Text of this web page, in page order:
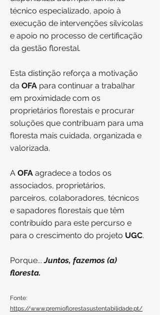
técnico especializado, apoio à
execução de intervenções silvícolas
e apoio no processo de certificação
da gestão florestal.
Esta distinção reforça a motivação
da OFA para continuar a trabalhar
em proximidade com os
proprietários florestais e procurar
soluções que contribuam para uma
floresta mais cuidada, organizada e
valorizada.
A OFA agradece a todos os
associados, proprietários,
parceiros, colaboradores, técnicos
e sapadores florestais que têm
contribuído para este percurso e
para o crescimento do projeto UGC.
Porque...Juntos, fazemos (a)
floresta.
Fonte:
https://www.premioflorestasustentabilidade.pt/